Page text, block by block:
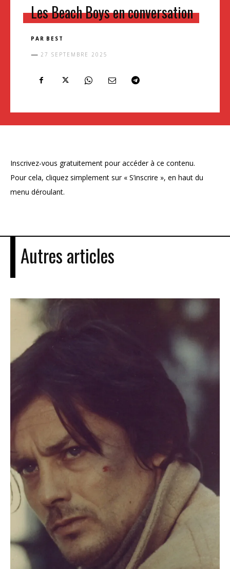
Les Beach Boys en conversation
PAR BEST
27 SEPTEMBRE 2025
Inscrivez-vous gratuitement pour accéder à ce contenu.
Pour cela, cliquez simplement sur « S’inscrire », en haut du
menu déroulant.
Autres articles